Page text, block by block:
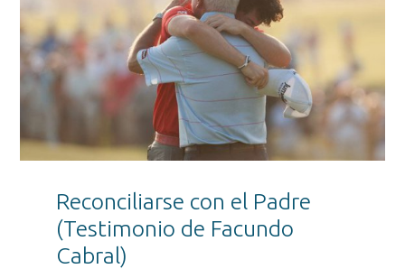
Reconciliarse con el Padre
(Testimonio de Facundo
Cabral)